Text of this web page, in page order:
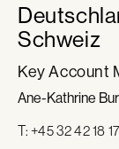
Schweiz
Key Account
Ane-Kathrine
T: +45 32 42 18 17